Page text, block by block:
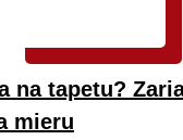
na tapetu?
mieru